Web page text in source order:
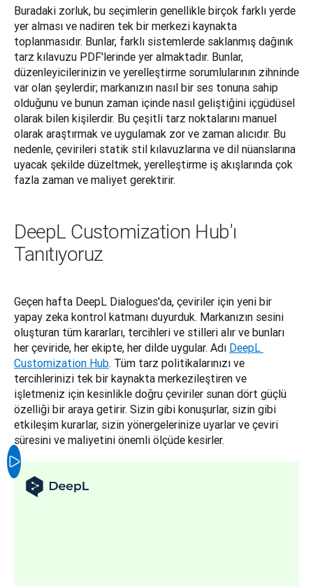
Buradaki zorluk, bu seçimlerin genellikle birçok farklı yerde
yer alması ve nadiren tek bir merkezi kaynakta
toplanmasıdır. Bunlar, farklı sistemlerde saklanmış dağınık
tarz kılavuzu PDF'lerinde yer almaktadır. Bunlar,
düzenleyicilerinizin ve yerelleştirme sorumlularının zihninde
var olan şeylerdir; markanızın nasıl bir ses tonuna sahip
olduğunu ve bunun zaman içinde nasıl geliştiğini içgüdüsel
olarak bilen kişilerdir. Bu çeşitli tarz noktalarını manuel
olarak araştırmak ve uygulamak zor ve zaman alıcıdır. Bu
nedenle, çevirileri statik stil kılavuzlarına ve dil nüanslarına
uyacak şekilde düzeltmek, yerelleştirme iş akışlarında çok
fazla zaman ve maliyet gerektirir.
DeepL Customization Hub'ı
Tanıtıyoruz
Geçen hafta DeepL Dialogues'da, çeviriler için yeni bir
yapay zeka kontrol katmanı duyurduk. Markanızın sesini
oluşturan tüm kararları, tercihleri ve stilleri alır ve bunları
her çeviride, her ekipte, her dilde uygular. Adı DeepL
Customization Hub. Tüm tarz politikalarınızı ve
tercihlerinizi tek bir kaynakta merkezileştiren ve
işletmeniz için kesinlikle doğru çeviriler sunan dört güçlü
özelliği bir araya getirir. Sizin gibi konuşurlar, sizin gibi
etkileşim kurarlar, sizin yönergelerinize uyarlar ve çeviri
süresini ve maliyetini önemli ölçüde kesirler.